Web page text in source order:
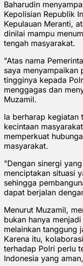
Baharudin
Kepolisian Republik
Kepulauan Meranti,
dinilai mampu
tengah masyarakat.
"Atas nama
saya menyampaikan
tingginya kepada
menggagas dan
Muzamil.
Ia berharap kegiatan
kecintaan
memperkuat
masyarakat.
"Dengan sinergi
menciptakan situasi
sehingga
dapat berjalan
Menurut Muzamil,
bukan hanya
melainkan tanggung
Karena itu,
terhadap Polri perlu
Indonesia yang